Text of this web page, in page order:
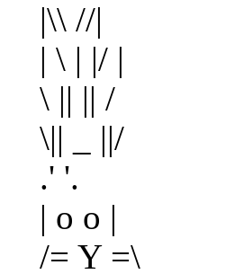
|\\ //|
| \ | |/ |
\ || || /
\|| _ ||/
.' '.
| o o |
/= Y =\